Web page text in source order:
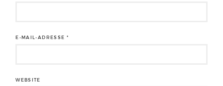
E-MAIL-ADRESSE *
WEBSITE